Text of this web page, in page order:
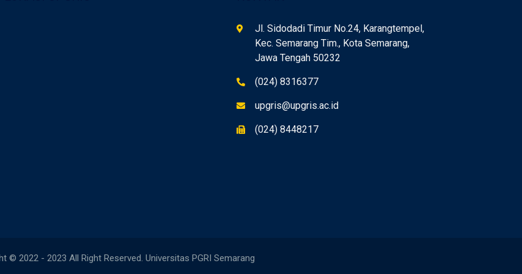
Jl. Sidodadi Timur No.24, Karangtempel,
Kec. Semarang Tim., Kota Semarang,
Jawa Tengah 50232
(024) 8316377
upgris@upgris.ac.id
(024) 8448217
© 2022 - 2023 All Right Reserved. Universitas PGRI Semarang